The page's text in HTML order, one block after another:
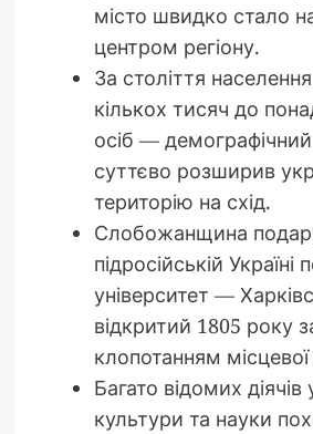
місто швидко стало
центром регіону.
За століття
кількох тисяч до
осіб —
суттєво розширив
територію на схід.
Слобожанщина
підросійській Україні
університет —
відкритий 1805 року
клопотанням місцевої
Багато відомих діячів
культури та науки